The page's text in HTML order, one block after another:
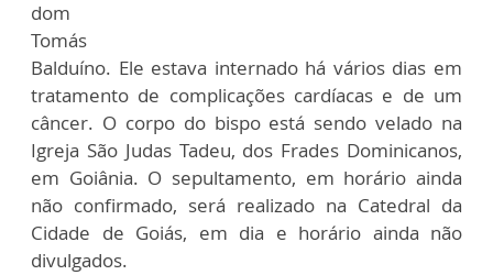
dom
Tomás
Balduíno. Ele estava internado há vários dias em
tratamento de complicações cardíacas e de um
câncer. O corpo do bispo está sendo velado na
Igreja São Judas Tadeu, dos Frades Dominicanos,
em Goiânia. O sepultamento, em horário ainda
não confirmado, será realizado na Catedral da
Cidade de Goiás, em dia e horário ainda não
divulgados.